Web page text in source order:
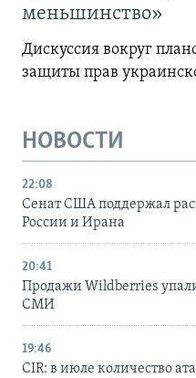
меньшинство»
Дискуссия вокруг
защиты прав
НОВОСТИ
22:08
Сенат США поддержал
России и Ирана
20:41
Продажи Wildberries
СМИ
19:46
CIR: в июле количество